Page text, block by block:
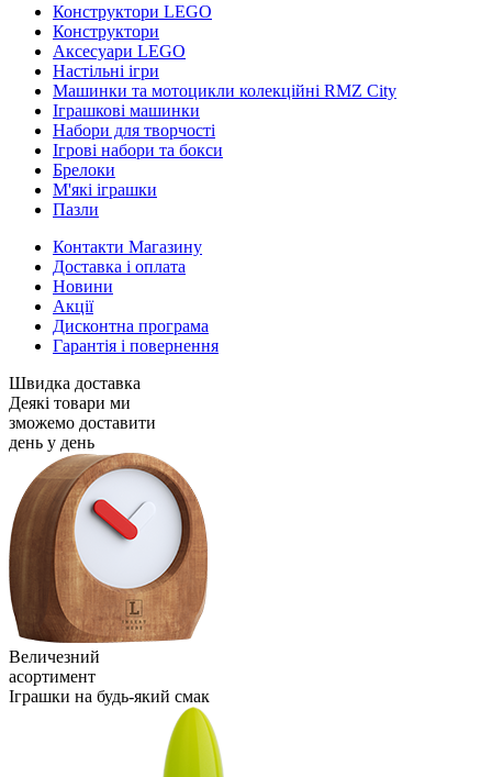
Конструктори LEGO
Конструктори
Аксесуари LEGO
Настільні ігри
Машинки та мотоцикли колекційні RMZ City
Іграшкові машинки
Набори для творчості
Ігрові набори та бокси
Брелоки
М'які іграшки
Пазли
Контакти Магазину
Доставка і оплата
Новини
Акції
Дисконтна програма
Гарантія і повернення
Швидка доставка
Деякі товари ми
зможемо доставити
день у день
Величезний
асортимент
Іграшки на будь-який смак